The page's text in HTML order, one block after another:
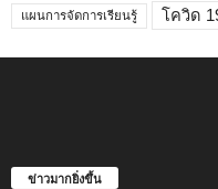
แผนการจัดการเรียนรู้ โควิด
ข่าวมากยิ่งขึ้น